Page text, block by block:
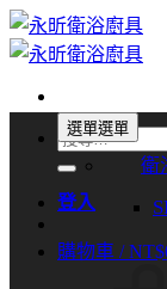
Skip
to
content
搜
尋
關
字:
登入
購物車 /NT$
選單選單
衛